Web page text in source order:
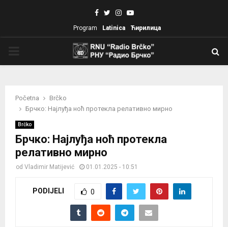
Facebook
TwitterInstagram
Youtube
Program Latinica Ћирилица
Početna
Brčko
Брчко: Најлуђа ноћ протекла релативно мирно
Brčko
Брчко: Најлуђа ноћ протекла
релативно мирно
od Vladimir Matijević 01.01.2025 - 10:51
PODIJELI 0